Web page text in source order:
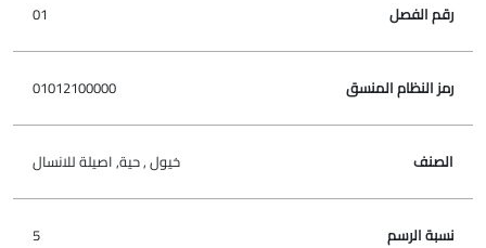
رقم
الفصل
المنسق
الصنف
الرسم
01
01012100000
خيول , حية, اصيلة للانسال